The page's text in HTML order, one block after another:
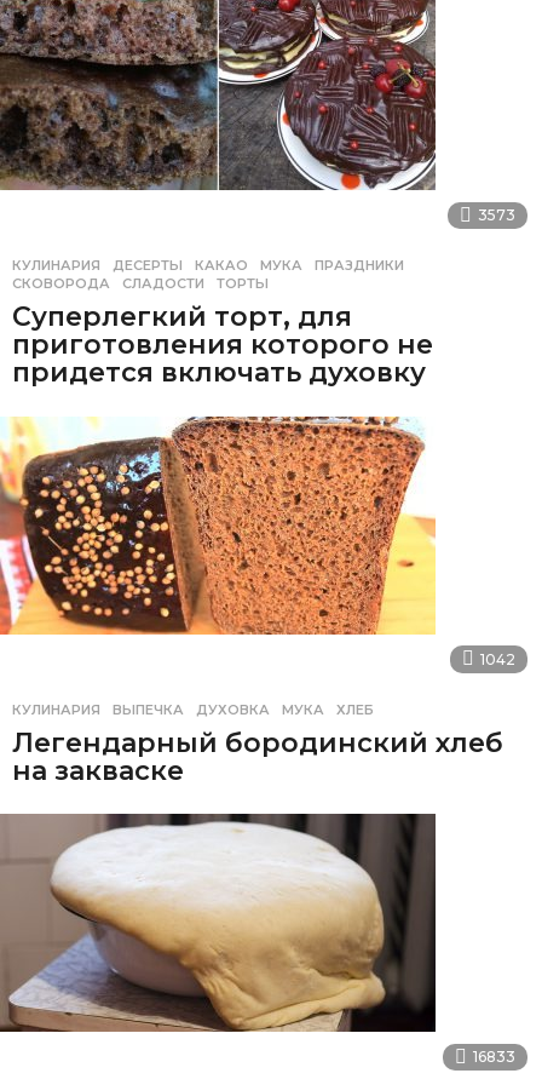
3573
КУЛИНАРИЯ ДЕСЕРТЫ ,КАКАО ,МУКА ,ПРАЗДНИКИ
СКОВОРОДА
,СЛАДОСТИ ,ТОРТЫ
Суперлегкий торт, для
приготовления которого не
придется включать духовку
1042
КУЛИНАРИЯ ВЫПЕЧКА ,ДУХОВКА ,МУКА ,ХЛЕБ
Легендарный бородинский хлеб
на закваске
16833